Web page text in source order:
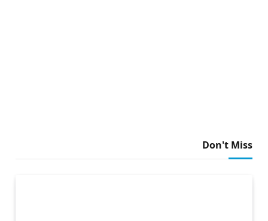
Don't Miss